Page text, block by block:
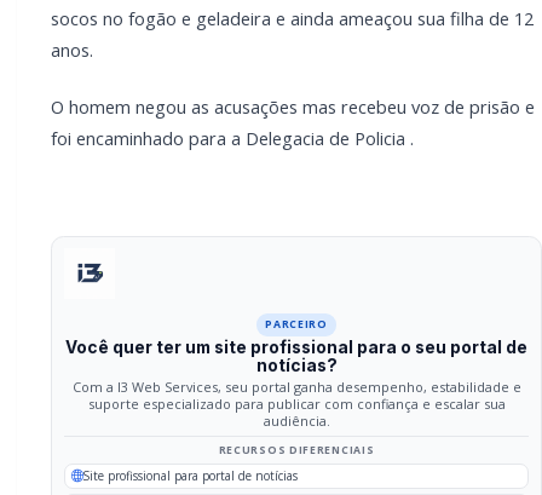
socos no fogão e geladeira e ainda ameaçou sua filha de 12
anos.
O homem negou as acusações mas recebeu voz de prisão e
foi encaminhado para a Delegacia de Policia .
PARCEIRO
Você quer ter um site profissional para o seu portal de
notícias?
Com a I3 Web Services, seu portal ganha desempenho, estabilidade e
suporte especializado para publicar com confiança e escalar sua
audiência.
RECURSOS DIFERENCIAIS
Site profissional para portal de notícias